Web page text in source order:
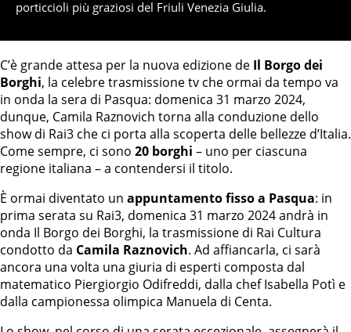
porticcioli più graziosi del Friuli Venezia Giulia.
C’è grande attesa per la nuova edizione de Il Borgo dei
Borghi, la celebre trasmissione tv che ormai da tempo va
in onda la sera di Pasqua: domenica 31 marzo 2024,
dunque, Camila Raznovich torna alla conduzione dello
show di Rai3 che ci porta alla scoperta delle bellezze d’Italia.
Come sempre, ci sono 20 borghi – uno per ciascuna
regione italiana – a contendersi il titolo.
È ormai diventato un appuntamento fisso a Pasqua: in
prima serata su Rai3, domenica 31 marzo 2024 andrà in
onda Il Borgo dei Borghi, la trasmissione di Rai Cultura
condotto da Camila Raznovich. Ad affiancarla, ci sarà
ancora una volta una giuria di esperti composta dal
matematico Piergiorgio Odifreddi, dalla chef Isabella Potì e
dalla campionessa olimpica Manuela di Centa.